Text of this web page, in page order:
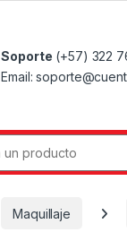
Soporte (+57) 322
Email:
Maquillaje